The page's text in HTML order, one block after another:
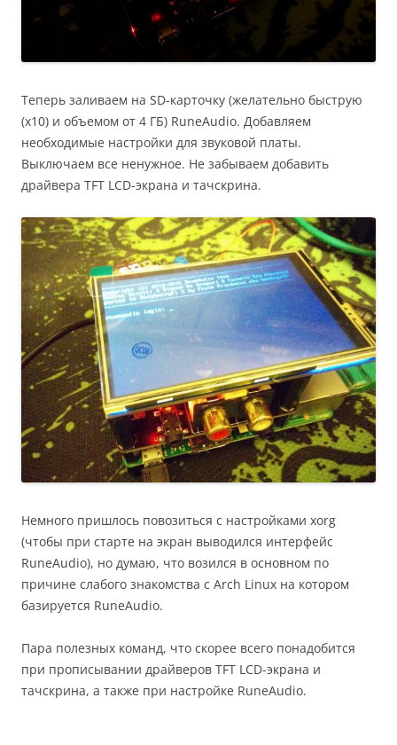
Теперь заливаем на SD-карточку (желательно быструю
(х10) и объемом от 4 ГБ) RuneAudio. Добавляем
необходимые настройки для звуковой платы.
Выключаем все ненужное. Не забываем добавить
драйвера TFT LCD-экрана и тачскрина.
Немного пришлось повозиться с настройками xorg
(чтобы при старте на экран выводился интерфейс
RuneAudio), но думаю, что возился в основном по
причине слабого знакомства с Arch Linux на котором
базируется RuneAudio.
Пара полезных команд, что скорее всего понадобится
при прописывании драйверов TFT LCD-экрана и
тачскрина, а также при настройке RuneAudio.